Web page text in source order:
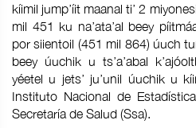
kíimil jump’íit maanal ti’ 2
mil 451 ku na’ata’al beey
por siientoil (451 mil 864) úuch
beey úuchik u ts’a’abal
yéetel u jets’ ju’unil úuchik u
Instituto Nacional de
Secretaría de Salud (Ssa).